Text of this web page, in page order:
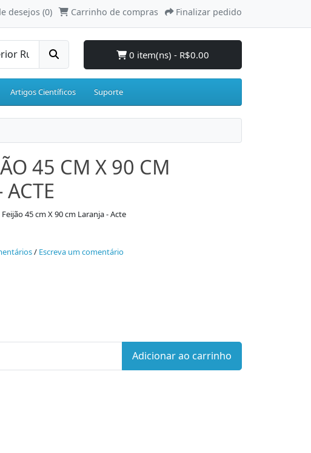
desejos (0) Carrinho de compras Finalizar pedido
0 item(ns) - R$0.00
Artigos Científicos Suporte
45 CM X 90 CM
ACTE
45 cm X 90 cm Laranja - Acte
/ Escreva um comentário
Adicionar ao carrinho